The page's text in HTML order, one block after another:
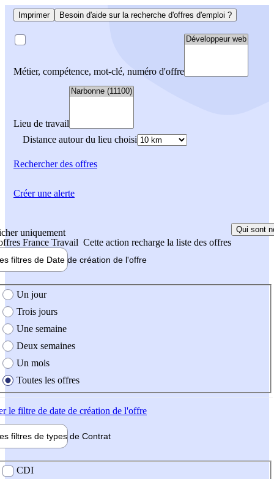
Imprimer Besoin d'aide sur la recherche d'offres d'emploi ?
Métier, compétence, mot-clé, numéro d'offre
Lieu de travail
Distance autour du lieu choisi
Rechercherdes offres
uniquement
France Travail Cette action recharge la liste des offres
Qui sont
filtres de Date de création de l'offre
création de l'offre
Un jour
Trois jours
Une semaine
Deux semaines
Un mois
Toutes les offres
le filtre de date de création de l'offre
filtres de types de Contrat
contrat
CDI
Créer une alerte